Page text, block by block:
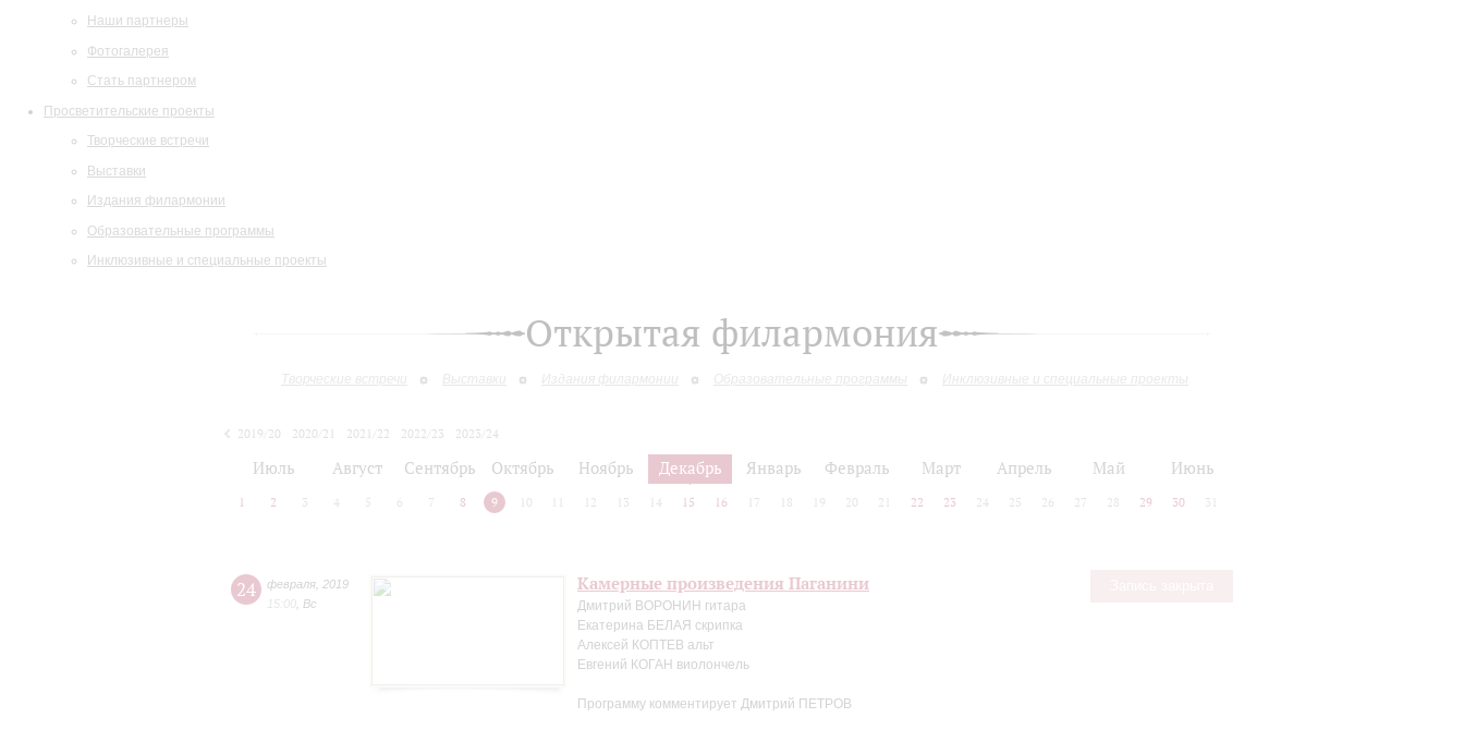
Наши партнеры
Фотогалерея
Стать партнером
Просветительские проекты
Творческие встречи
Выставки
Издания филармонии
Образовательные программы
Инклюзивные и специальные проекты
Открытая филармония
Творческие встречи Выставки Издания филармонии Образовательные программы Инклюзивные и специальные проекты
2019/20 2020/21 2021/22 2022/23
2023/24
Июль Август Сентябрь Октябрь Ноябрь Декабрь Январь Февраль Март Апрель Май Июнь
1 2 3 4 5 6 7 8 9 10 12 13 14 15 16 17 18 19 20 21 22 23 24 25 26 27 28 29 30 31
24 февраля 2019
15:00 Вс
Камерные произведения Паганини
Дмитрий ВОРОНИН гитара
Екатерина БЕЛАЯ скрипка
Алексей КОПТЕВ альт
Евгений КОГАН виолончель
Программу комментирует Дмитрий ПЕТРОВ